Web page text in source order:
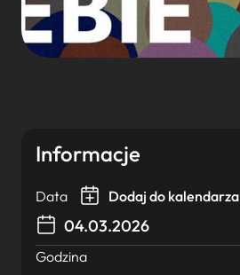
Informacje
Data Dodaj do kalendarza
04.03.2026
Godzina